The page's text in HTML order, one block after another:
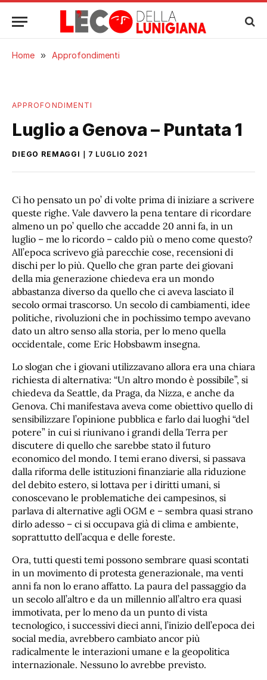
Home » Approfondimenti
APPROFONDIMENTI
Luglio a Genova – Puntata 1
DIEGO REMAGGI 7 LUGLIO 2021
Ci ho pensato un po’ di volte prima di iniziare a scrivere
queste righe. Vale davvero la pena tentare di ricordare
almeno un po’ quello che accadde 20 anni fa, in un
luglio – me lo ricordo – caldo più o meno come questo?
All’epoca scrivevo già parecchie cose, recensioni di
dischi per lo più. Quello che gran parte dei giovani
della mia generazione chiedeva era un mondo
abbastanza diverso da quello che ci aveva lasciato il
secolo ormai trascorso. Un secolo di cambiamenti, idee
politiche, rivoluzioni che in pochissimo tempo avevano
dato un altro senso alla storia, per lo meno quella
occidentale, come Eric Hobsbawm insegna.
Lo slogan che i giovani utilizzavano allora era una chiara
richiesta di alternativa: “Un altro mondo è possibile”, si
chiedeva da Seattle, da Praga, da Nizza, e anche da
Genova. Chi manifestava aveva come obiettivo quello di
sensibilizzare l’opinione pubblica e farlo dai luoghi “del
potere” in cui si riunivano i grandi della Terra per
discutere di quello che sarebbe stato il futuro
economico del mondo. I temi erano diversi, si passava
dalla riforma delle istituzioni finanziarie alla riduzione
del debito estero, si lottava per i diritti umani, si
conoscevano le problematiche dei campesinos, si
parlava di alternative agli OGM e – sembra quasi strano
dirlo adesso – ci si occupava già di clima e ambiente,
soprattutto dell’acqua e delle foreste.
Ora, tutti questi temi possono sembrare quasi scontati
in un movimento di protesta generazionale, ma venti
anni fa non lo erano affatto. La paura del passaggio da
un secolo all’altro e da un millennio all’altro era quasi
immotivata, per lo meno da un punto di vista
tecnologico, i successivi dieci anni, l’inizio dell’epoca dei
social media, avrebbero cambiato ancor più
radicalmente le interazioni umane e la geopolitica
internazionale. Nessuno lo avrebbe previsto.